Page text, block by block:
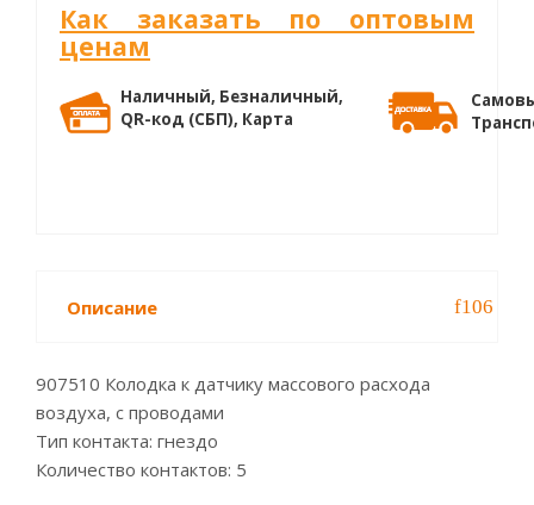
Как заказать по оптовым
ценам
Наличный, Безналичный,
QR-код (СБП), Карта
Описание
907510 Колодка к датчику массового расхода
воздуха, с проводами
Тип контакта: гнездо
Количество контактов: 5